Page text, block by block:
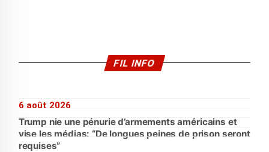
FIL INFO
6 août 2026
Trump nie une pénurie d’armements américains et
vise les médias: “De longues peines de prison seront
requises”